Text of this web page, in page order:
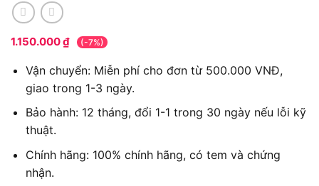
1.150.000₫ (-7%)
Vận chuyển: Miễn phí cho đơn từ 500.000 VNĐ,
giao trong 1-3 ngày.
Bảo hành: 12 tháng, đổi 1-1 trong 30 ngày nếu lỗi kỹ
thuật.
Chính hãng: 100% chính hãng, có tem và chứng
nhận.